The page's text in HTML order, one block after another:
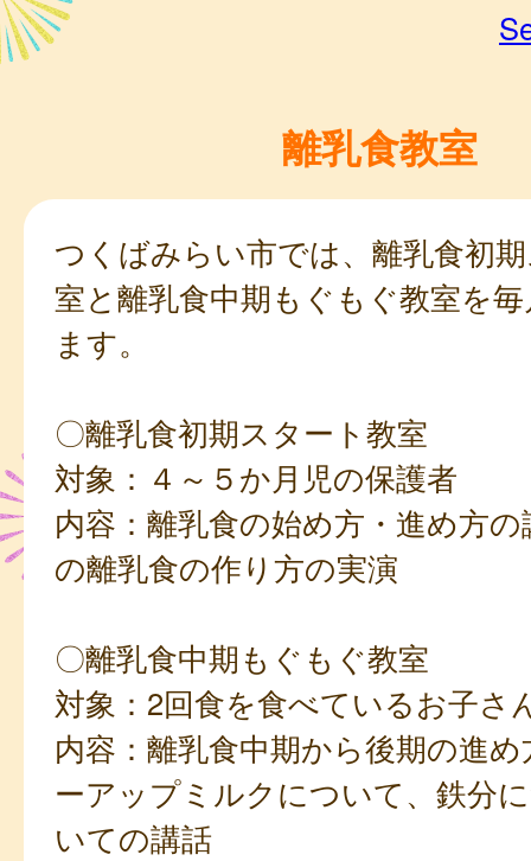
離乳食教室
つくばみらい市では、離乳食初
室と離乳食中期もぐもぐ教室を
ます。
〇離乳食初期スタート教室
対象：４～５か月児の保護者
内容：離乳食の始め方・進め方
の離乳食の作り方の実演
〇離乳食中期もぐもぐ教室
対象：2回食を食べているお子さ
内容：離乳食中期から後期の進
ーアップミルクについて、鉄分
いての講話